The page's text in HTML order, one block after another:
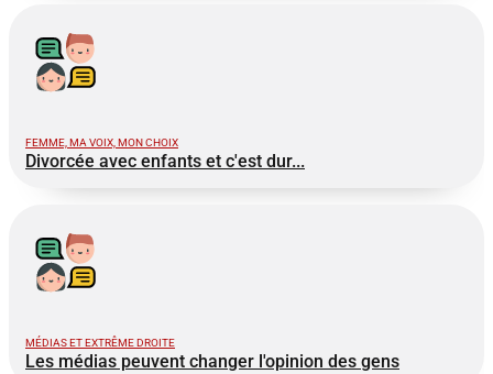
FEMME, MA VOIX, MON CHOIX
Divorcée avec enfants et c'est dur...
MÉDIAS ET EXTRÊME DROITE
Les médias peuvent changer l'opinion des gens